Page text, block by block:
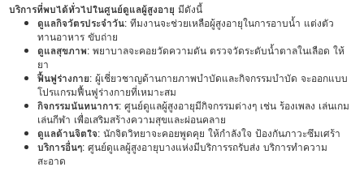
บริการที่พบได้ทั่วไปในศูนย์ดูแลผู้สูงอายุ มีดังนี้
ดูแลกิจวัตรประจำวัน: ทีมงานจะช่วยเหลือผู้สูงอายุในการอาบน้ำ แต่งตัว
ทานอาหาร ขับถ่าย
ดูแลสุขภาพ: พยาบาลจะคอยวัดความดัน ตรวจวัดระดับน้ำตาลในเลือด ให้
ยา
ฟื้นฟูร่างกาย: ผู้เชี่ยวชาญด้านกายภาพบำบัดและกิจกรรมบำบัด จะออกแบบ
โปรแกรมฟื้นฟูร่างกายที่เหมาะสม
กิจกรรมนันทนาการ: ศูนย์ดูแลผู้สูงอายุมีกิจกรรมต่างๆ เช่น ร้องเพลง เล่นเกม
เล่นกีฬา เพื่อเสริมสร้างความสุขและผ่อนคลาย
ดูแลด้านจิตใจ: นักจิตวิทยาจะคอยพูดคุย ให้กำลังใจ ป้องกันภาวะซึมเศร้า
บริการอื่นๆ: ศูนย์ดูแลผู้สูงอายุบางแห่งมีบริการรถรับส่ง บริการทำความ
สะอาด